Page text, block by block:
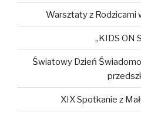
Warsztaty z Rodzicami
„KIDS ON
Światowy Dzień
XIX Spotkanie z